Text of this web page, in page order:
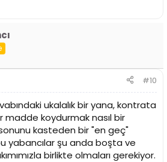
#10
ukalalık bir yana, kontrata
madde koydurmak nasıl bir
kasteden bir "en geç"
yabancılar şu anda boşta ve
birlikte olmaları gerekiyor.